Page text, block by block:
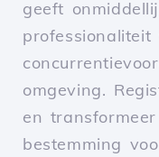
geeft
omgeving.
en
bestemming